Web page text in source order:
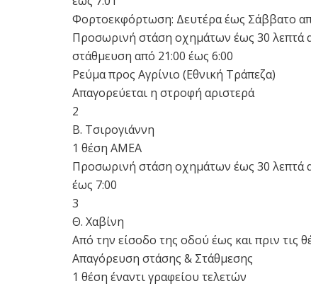
Φορτοεκφόρτωση: Δευτέρα έως Σάββατο από
Προσωρινή στάση οχημάτων έως 30 λεπτά
στάθμευση από 21:00 έως 6:00
Ρεύμα προς Αγρίνιο (Εθνική Τράπεζα)
Απαγορεύεται η στροφή αριστερά
2
Β. Τσιρογιάννη
1 θέση ΑΜΕΑ
Προσωρινή στάση οχημάτων έως 30 λεπτά
έως 7:00
3
Θ. Χαβίνη
Από την είσοδο της οδού έως και πριν τις
Απαγόρευση στάσης & Στάθμεσης
1 θέση έναντι γραφείου τελετών